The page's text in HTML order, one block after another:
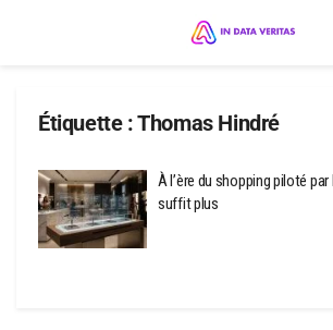
Étiquette :Thomas Hindré
À l’ère du shopping piloté par
suffit plus